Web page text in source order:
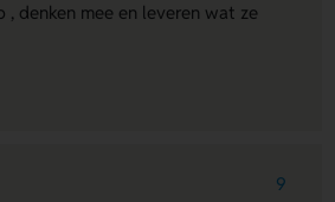
, denken mee en leveren wat ze
9